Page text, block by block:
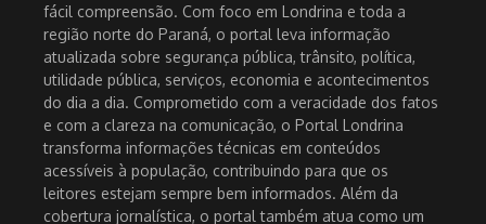
fácil compreensão. Com foco em Londrina e toda a
região norte do Paraná, o portal leva informação
atualizada sobre segurança pública, trânsito, política,
utilidade pública, serviços, economia e acontecimentos
do dia a dia. Comprometido com a veracidade dos fatos
e com a clareza na comunicação, o Portal Londrina
transforma informações técnicas em conteúdos
acessíveis à população, contribuindo para que os
leitores estejam sempre bem informados. Além da
cobertura jornalística, o portal também atua como um